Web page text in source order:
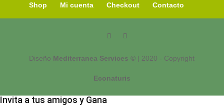
Shop Mi cuenta Checkout Contacto
Diseño Mediterranea Services © | 2020 - Copyright
Econaturis
Invita a tus amigos y Gana